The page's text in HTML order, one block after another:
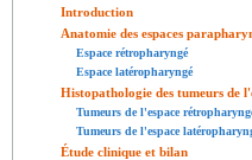
Introduction
Anatomie des espaces
Espace rétropharyngé
Espace latéropharyngé
Histopathologie des tumeurs de
Tumeurs de l'espace
Tumeurs de l'espace
Étude clinique et bilan